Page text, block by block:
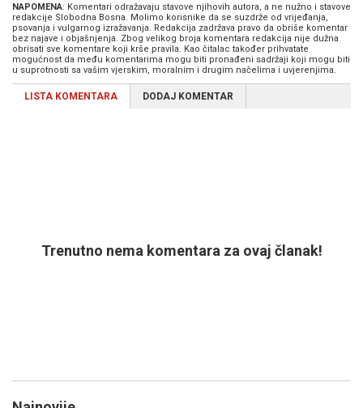
NAPOMENA: Komentari odražavaju stavove njihovih autora, a ne nužno i stavove
redakcije Slobodna Bosna. Molimo korisnike da se suzdrže od vrijeđanja,
psovanja i vulgarnog izražavanja. Redakcija zadržava pravo da obriše komentar
bez najave i objašnjenja. Zbog velikog broja komentara redakcija nije dužna
obrisati sve komentare koji krše pravila. Kao čitalac također prihvatate
mogućnost da među komentarima mogu biti pronađeni sadržaji koji mogu biti
u suprotnosti sa vašim vjerskim, moralnim i drugim načelima i uvjerenjima.
LISTA KOMENTARA DODAJ KOMENTAR
Trenutno nema komentara za ovaj članak!